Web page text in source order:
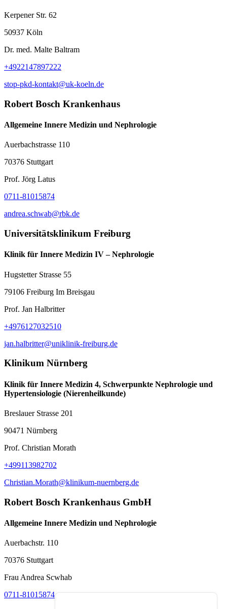
Kerpener Str. 62
50937 Köln
Dr. med. Malte Baltram
+4922147897222
stop-pkd-kontakt@uk-koeln.de
Robert Bosch Krankenhaus
Allgemeine Innere Medizin und Nephrologie
Auerbachstrasse 110
70376 Stuttgart
Prof. Jörg Latus
0711-81015874
andrea.schwab@rbk.de
Universitätsklinikum Freiburg
Klinik für Innere Medizin IV – Nephrologie
Hugstetter Strasse 55
79106 Freiburg Im Breisgau
Prof. Jan Halbritter
+4976127032510
jan.halbritter@uniklinik-freiburg.de
Klinikum Nürnberg
Klinik für Innere Medizin 4, Schwerpunkte Nephrologie und
Hypertensiologie (Nierenheilkunde)
Breslauer Strasse 201
90471 Nürnberg
Prof. Christian Morath
+499113982702
Christian.Morath@klinikum-nuernberg.de
Robert Bosch Krankenhaus GmbH
Allgemeine Innere Medizin und Nephrologie
Auerbachstr. 110
70376 Stuttgart
Frau Andrea Scwhab
0711-81015874